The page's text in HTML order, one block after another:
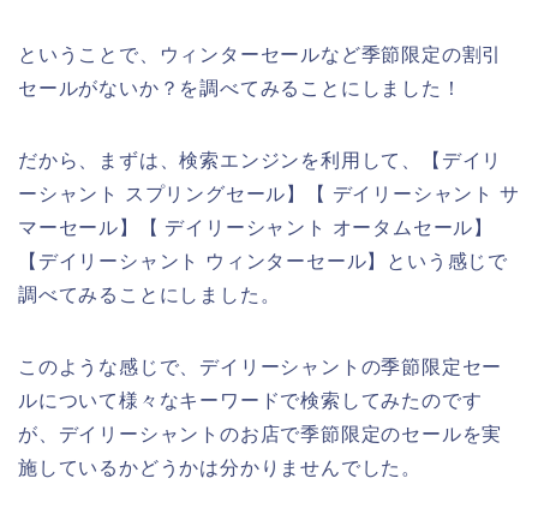
ということで、ウィンターセールなど季節限定の割引
セールがないか？を調べてみることにしました！
だから、まずは、検索エンジンを利用して、【デイリ
ーシャント スプリングセール】【 デイリーシャント サ
マーセール】【 デイリーシャント オータムセール】
【デイリーシャント ウィンターセール】という感じで
調べてみることにしました。
このような感じで、デイリーシャントの季節限定セー
ルについて様々なキーワードで検索してみたのです
が、デイリーシャントのお店で季節限定のセールを実
施しているかどうかは分かりませんでした。